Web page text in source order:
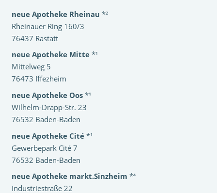
neue Apotheke Rheinau *²
Rheinauer Ring 160/3
76437 Rastatt
neue Apotheke Mitte *¹
Mittelweg 5
76473 Iffezheim
neue Apotheke Oos *¹
Wilhelm-Drapp-Str. 23
76532 Baden-Baden
neue Apotheke Cité *¹
Gewerbepark Cité 7
76532 Baden-Baden
neue Apotheke markt.Sinzheim *⁴
Industriestraße 22